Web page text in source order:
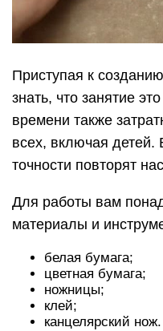
Приступая к
знать, что занятие
времени также
всех, включая детей.
точности повторят
Для работы вам
материалы и
белая бумага;
цветная бумага;
ножницы;
клей;
канцелярский нож.